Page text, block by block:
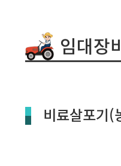
임대장
비료살포기(